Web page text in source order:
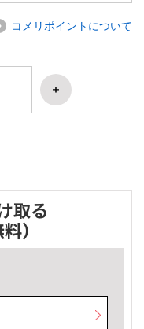
コメリポイントについて
取る
）